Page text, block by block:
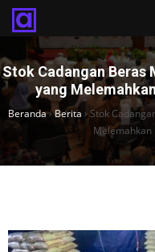
Stok Cadangan Beras
yang
Beranda›Berita › Stok
Melemahkan